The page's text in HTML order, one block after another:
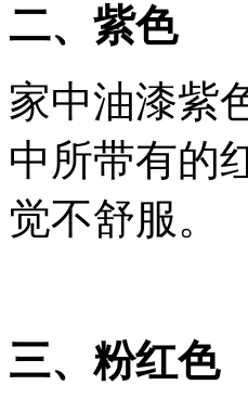
二、紫色
家中油漆紫
中所带有的
觉不舒服。
三、粉红色